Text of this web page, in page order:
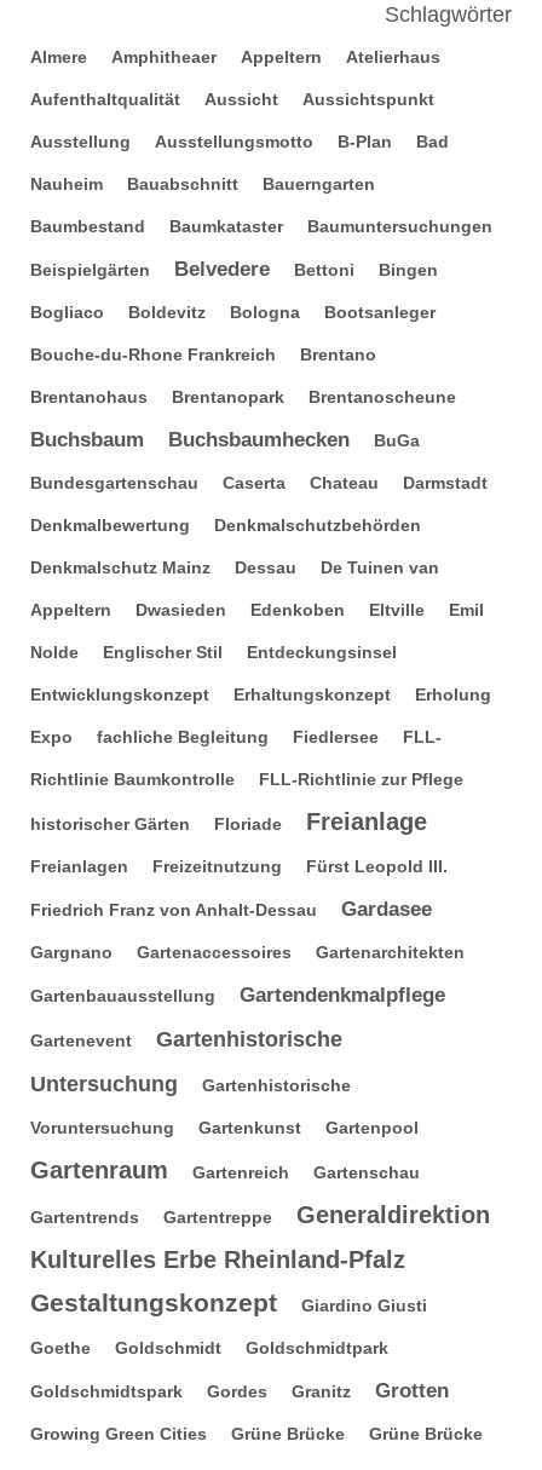
Schlagwörter
Almere Amphitheaer Appeltern Atelierhaus
Aufenthaltqualität Aussicht Aussichtspunkt
Ausstellung Ausstellungsmotto B-Plan Bad
Nauheim Bauabschnitt Bauerngarten
Baumbestand Baumkataster Baumuntersuchungen
Beispielgärten Belvedere Bettoni Bingen
Bogliaco Boldevitz Bologna Bootsanleger
Bouche-du-Rhone Frankreich Brentano
Brentanohaus Brentanopark Brentanoscheune
Buchsbaum Buchsbaumhecken BuGa
Bundesgartenschau Caserta Chateau Darmstadt
Denkmalbewertung Denkmalschutzbehörden
Denkmalschutz Mainz Dessau De Tuinen van
Appeltern Dwasieden Edenkoben Eltville Emil
Nolde Englischer Stil Entdeckungsinsel
Entwicklungskonzept Erhaltungskonzept Erholung
Expo fachliche Begleitung Fiedlersee FLL-
Richtlinie Baumkontrolle FLL-Richtlinie zur Pflege
historischer Gärten Floriade Freianlage
Freianlagen Freizeitnutzung Fürst Leopold III.
Friedrich Franz von Anhalt-Dessau Gardasee
Gargnano Gartenaccessoires Gartenarchitekten
Gartenbauausstellung Gartendenkmalpflege
Gartenevent
Gartenhistorische
Untersuchung
Gartenhistorische
Voruntersuchung Gartenkunst Gartenpool
Gartenraum Gartenreich Gartenschau
Gartentrends Gartentreppe
Generaldirektion
Kulturelles Erbe Rheinland-Pfalz
Gestaltungskonzept Giardino Giusti
Goethe Goldschmidt Goldschmidtpark
Goldschmidtspark Gordes Granitz Grotten
Growing Green Cities Grüne Brücke Grüne Brücke